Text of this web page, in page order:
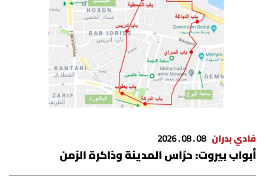
فادي بدران 08 . 08 . 2026
أبواب بيروت: حرّاس المدينة وذاكرة الزمن